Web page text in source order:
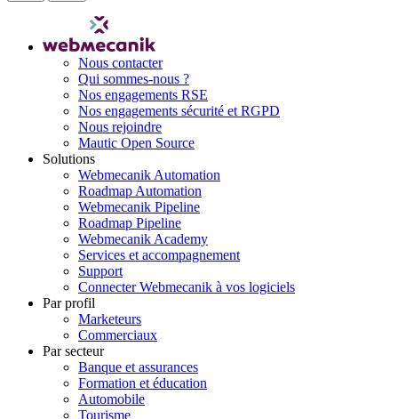
Nous contacter
Qui sommes-nous ?
Nos engagements RSE
Nos engagements sécurité et RGPD
Nous rejoindre
Mautic Open Source
Solutions
Webmecanik Automation
Roadmap Automation
Webmecanik Pipeline
Roadmap Pipeline
Webmecanik Academy
Services et accompagnement
Support
Connecter Webmecanik à vos logiciels
Par profil
Marketeurs
Commerciaux
Par secteur
Banque et assurances
Formation et éducation
Automobile
Tourisme